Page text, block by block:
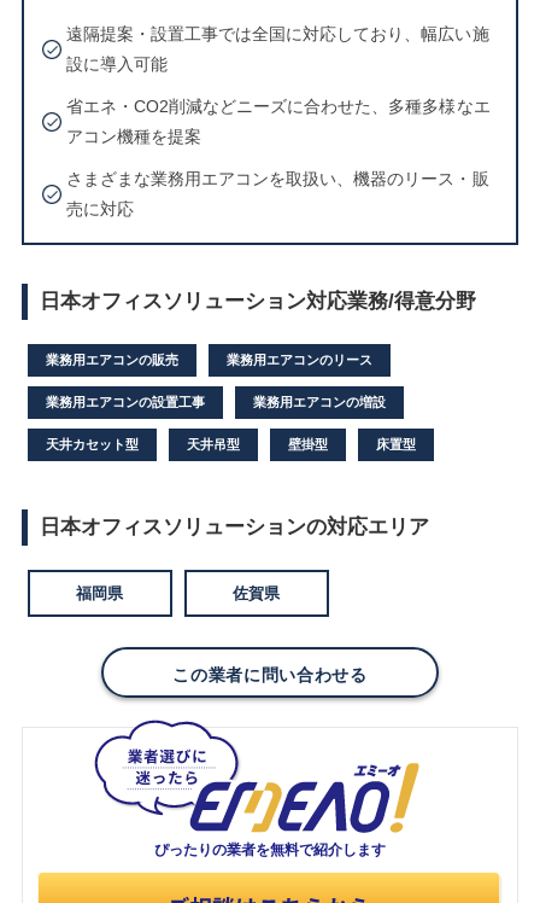
遠隔提案・設置工事では全国に対応しており、幅広い施
設に導入可能
省エネ・CO2削減などニーズに合わせた、多種多様なエ
アコン機種を提案
さまざまな業務用エアコンを取扱い、機器のリース・販
売に対応
日本オフィスソリューション対応業務/得意分野
業務用エアコンの販売 業務用エアコンのリース
業務用エアコンの設置工事 業務用エアコンの増設
天井カセット型 天井吊型 壁掛型 床置型
日本オフィスソリューションの対応エリア
福岡県 佐賀県
この業者に問い合わせる
ぴったりの業者を無料で紹介します